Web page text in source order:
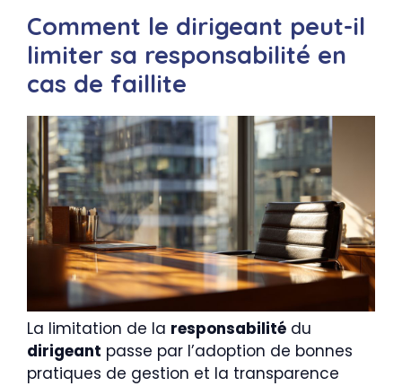
Comment le dirigeant peut-il
limiter sa responsabilité en
cas de faillite
La limitation de la responsabilité du
dirigeant passe par l’adoption de bonnes
pratiques de gestion et la transparence